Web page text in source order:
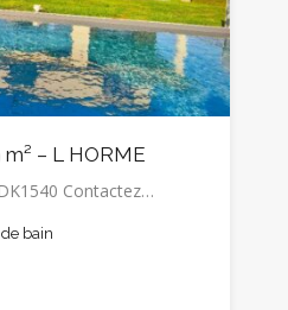
– L HORME
Contactez…
bain